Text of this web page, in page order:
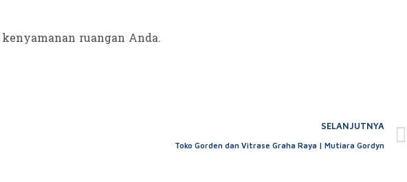
ruangan Anda.
SELANJUTNYA
Toko Gorden dan Vitrase Graha Raya | Mutiara Gordyn